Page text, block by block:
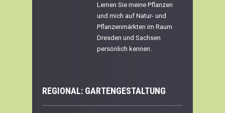
Lernen Sie meine Pflanzen
und mich auf Natur- und
Pflanzenmärkten im Raum
Dresden und Sachsen
persönlich kennen.
REGIONAL: GARTENGESTALTUNG